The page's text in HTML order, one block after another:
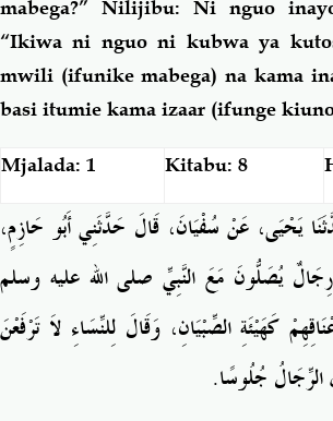
mabega?” Nilijibu: Ni nguo
“Ikiwa ni nguo ni kubwa ya
mwili (ifunike mabega) na kama
basi itumie kama izaar (ifunge
Mjalada: 1 Kitabu: 8
يَحْيَى، عَنْ سُفْيَانَ، قَالَ حَدَّثَنِي أَبُو حَازِمٍ،
يُصَلُّونَ مَعَ النَّبِيِّ صلى الله عليه وسلم
كَهَيْئَةِ الصِّبْيَانِ، وَقَالَ لِلنِّسَاءِ لاَ تَرْفَعْنَ
جُلُوسًا‏.‏